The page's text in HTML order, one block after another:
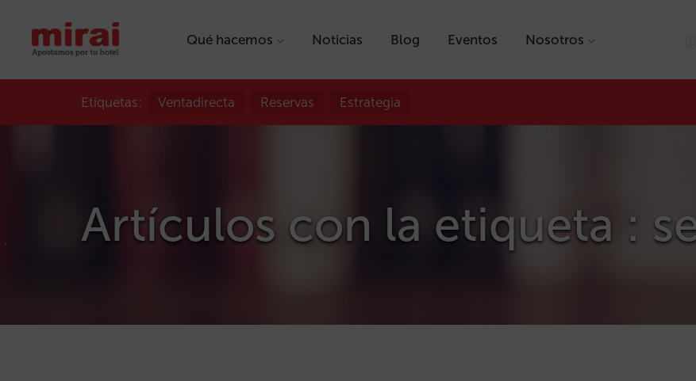
Qué hacemos Noticias Blog Eventos Nosotros
Etiquetas: Ventadirecta Reservas Estrategia
Artículos con la etiqueta :